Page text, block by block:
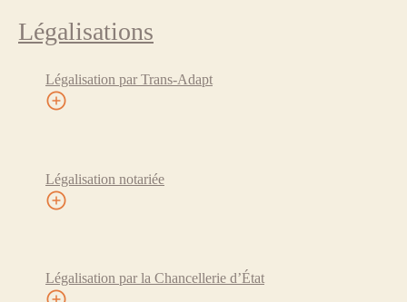
Légalisations
Légalisation par Trans-Adapt
Légalisation notariée
Légalisation par la Chancellerie d’État